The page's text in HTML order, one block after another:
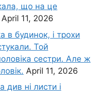
що на це
April 11, 2026
в будинок, і трохи
Той
сестри. Але ж
April 11, 2026
ні листи і